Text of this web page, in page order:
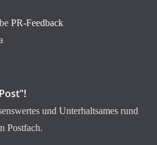
PR-Feedback
und Unterhaltsames rund
Postfach.